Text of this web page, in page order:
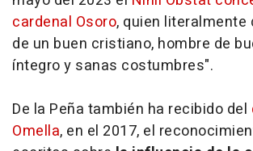
cardenal Osoro, quien literalmente
de un buen cristiano, hombre de
íntegro y sanas costumbres".
De la Peña también ha recibido del
Omella, en el 2017, el